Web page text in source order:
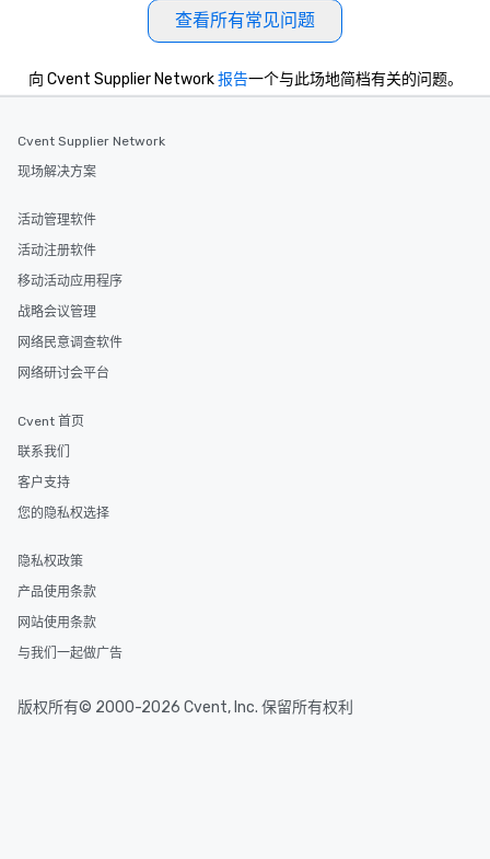
查看所有常见问题
向 Cvent Supplier Network报告一个与此场地简档有关的问题。
Cvent Supplier Network
现场解决方案
活动管理软件
活动注册软件
移动活动应用程序
战略会议管理
网络民意调查软件
网络研讨会平台
Cvent 首页
联系我们
客户支持
您的隐私权选择
隐私权政策
产品使用条款
网站使用条款
与我们一起做广告
版权所有© 2000-2026 Cvent, Inc. 保留所有权利